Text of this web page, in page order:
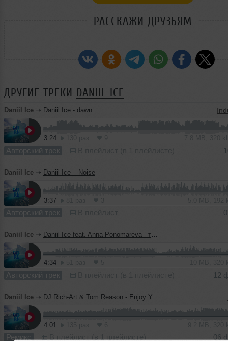
РАССКАЖИ ДРУЗЬЯМ
ДРУГИЕ ТРЕКИ DANIIL ICE
Daniil Ice ➝ Daniil Ice - dawn
3:24
Авторский трек
Daniil Ice ➝ Daniil Ice – Noise
3:37
Авторский трек
Daniil Ice ➝ Daniil Ice feat. Anna Ponomareva - ты меня поймешь(Original mix)
4:34
Авторский трек 12
Daniil Ice ➝ DJ Rich-Art & Tom Reason - Enjoy Your Night (Daniil Ice remix)
4:01
Ремикс 06